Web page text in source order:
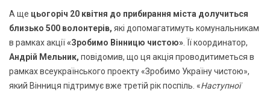
А ще цьогоріч 20 квітня до прибирання міста долучиться
близько 500 волонтерів, які допомагатимуть комунальникам
в рамках акції«Зробимо Вінницю чистою» . Її координатор,
Андрій Мельник, повідомив, що ця акція проводитиметься в
рамках всеукраїнського проекту «Зробимо Україну чистою»,
який Вінниця підтримує вже третій рік поспіль. «Наступної